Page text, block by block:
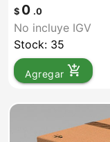
$ 0 .0
No incluye IGV
Stock: 35
Agregar add_shopping_cart